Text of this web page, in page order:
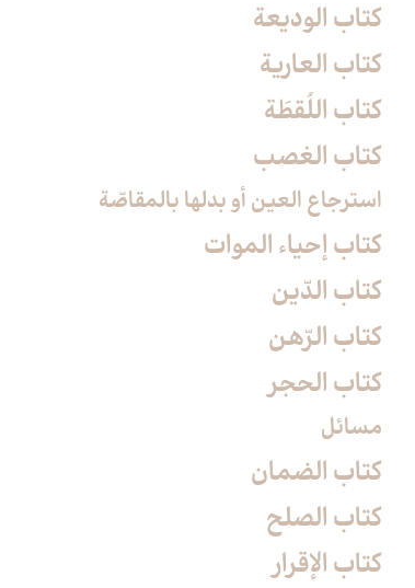
كتاب الوديعة
كتاب العارية
كتاب اللُقطَة
كتاب الغصب‏
استرجاع العين أو بدلها بالمقاصّة
كتاب إحياء الموات‏
كتاب الدّين‏
كتاب الرّهن‏
كتاب الحجر
مسائل
كتاب الضمان‏
كتاب الصلح‏
كتاب الإقرار